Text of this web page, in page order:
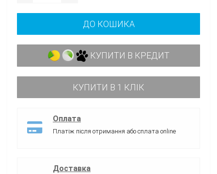
ДО КОШИКА
КУПИТИ В КРЕДИТ
КУПИТИ В 1 КЛІК
Оплата
Платіж після отримання або сплата online
Доставка